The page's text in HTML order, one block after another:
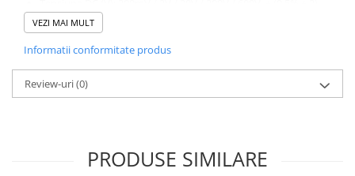
Tensiune AC (V): 600 V, ± (0,7% + 3)
Curent DC (A): 10A, ± (1% + 2)
Rezistenta (Ω): 200Ω / 2kΩ / 20kΩ / 200kΩ / 2MΩ / 20MΩ /
Afisaj maxim: 1999
NCV (detectare fara contact a tensiunii)
Alimentare: 2 baterii de 1,5 V (R03)
VEZI MAI MULT
Informatii conformitate produs
Review-uri(0)
PRODUSE SIMILARE